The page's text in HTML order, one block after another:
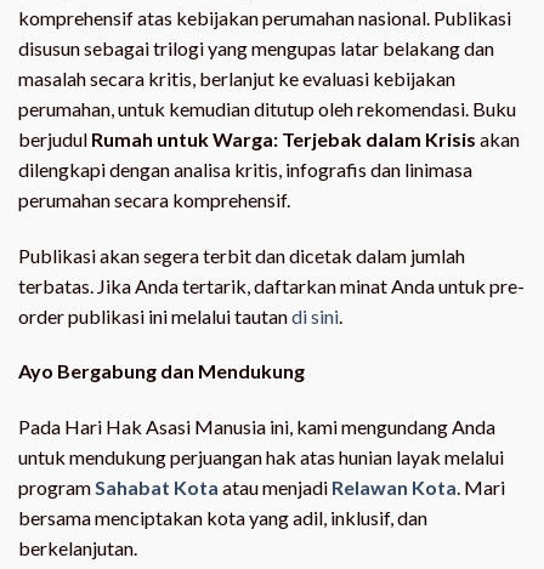
komprehensif atas kebijakan perumahan nasional. Publikasi
disusun sebagai trilogi yang mengupas latar belakang dan
masalah secara kritis, berlanjut ke evaluasi kebijakan
perumahan, untuk kemudian ditutup oleh rekomendasi. Buku
berjudul Rumah untuk Warga: Terjebak dalam Krisis akan
dilengkapi dengan analisa kritis, infografis dan linimasa
perumahan secara komprehensif.
Publikasi akan segera terbit dan dicetak dalam jumlah
terbatas. Jika Anda tertarik, daftarkan minat Anda untuk pre-
order publikasi ini melalui tautandi sini
Ayo Bergabung dan Mendukung
Pada Hari Hak Asasi Manusia ini, kami mengundang Anda
untuk mendukung perjuangan hak atas hunian layak melalui
programSahabat Kota atau menjadi Relawan Kota. Mari
bersama menciptakan kota yang adil, inklusif, dan
berkelanjutan.